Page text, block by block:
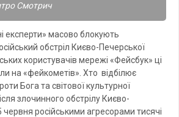
Смотрич
експерти» масово блокують
обстріл Києво-Печерської
користувачів мережі «Фейсбук» ці
на «фейкометів». Хто відбілює
Бога та світової культурної
злочинного обстрілу Києво-
червня російськими агресорами тисячі